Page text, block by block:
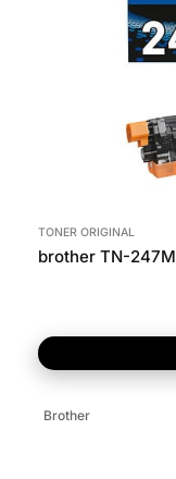
TONER ORIGINAL
Brother